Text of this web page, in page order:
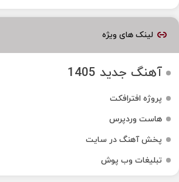
لینک های ویژه
آهنگ جدید 1405
پروژه افترافکت
هاست وردپرس
پخش آهنگ در سایت
تبلیغات وب پوش